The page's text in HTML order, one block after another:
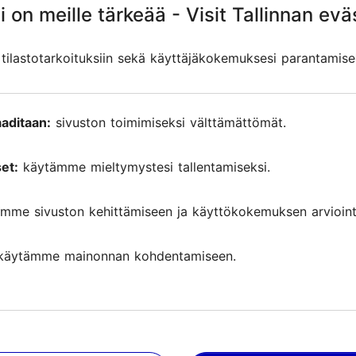
arviot
scenery
on meille tärkeää - Visit Tallinnan
sekä käyttäjäkokemuksesi
sivuston toimimiseksi välttämättömät.
käytämme mieltymystesi tallentamiseksi.
sivuston kehittämiseen ja käyttökokemuksen
mainonnan kohdentamiseen.
on meille tärkeää - Visit Tallinnan
sekä käyttäjäkokemuksesi
sivuston toimimiseksi välttämättömät.
käytämme mieltymystesi tallentamiseksi.
sivuston kehittämiseen ja käyttökokemuksen
mainonnan kohdentamiseen.